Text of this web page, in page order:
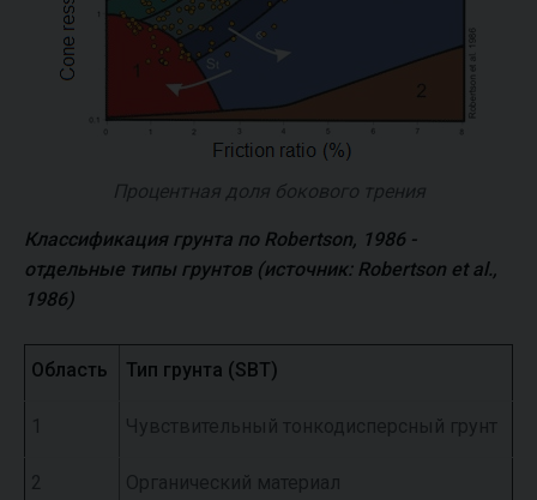
Процентная доля бокового трения
Классификация грунта по Robertson, 1986 -
отдельные типы грунтов (источник: Robertson et al.,
1986)
Область Тип грунта (SBT)
1 Чувствительный тонкодисперсный грунт
2 Органический материал